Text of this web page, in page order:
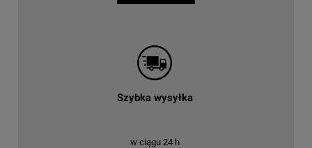
Szybka wysyłka
w ciągu 24 h